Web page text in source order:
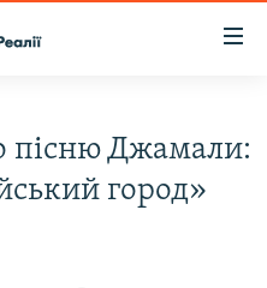
пісню Джамали:
город»